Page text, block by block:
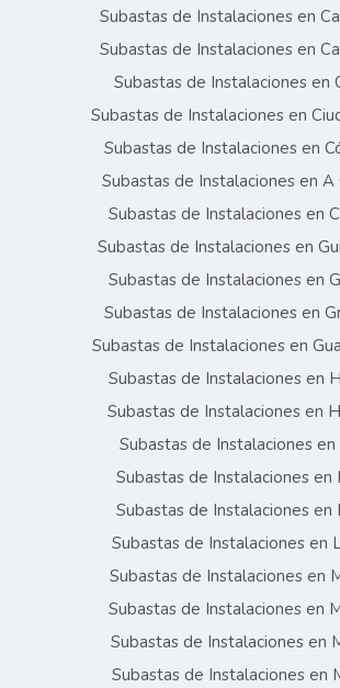
Subastas de Instalaciones en
Subastas de Instalaciones en
Subastas de Instalaciones en
Subastas de Instalaciones en
Subastas de Instalaciones en
Subastas de Instalaciones en A
Subastas de Instalaciones en
Subastas de Instalaciones en
Subastas de Instalaciones en
Subastas de Instalaciones en
Subastas de Instalaciones en
Subastas de Instalaciones en
Subastas de Instalaciones en
Subastas de Instalaciones en
Subastas de Instalaciones en
Subastas de Instalaciones en
Subastas de Instalaciones en
Subastas de Instalaciones en
Subastas de Instalaciones en
Subastas de Instalaciones en
Subastas de Instalaciones en